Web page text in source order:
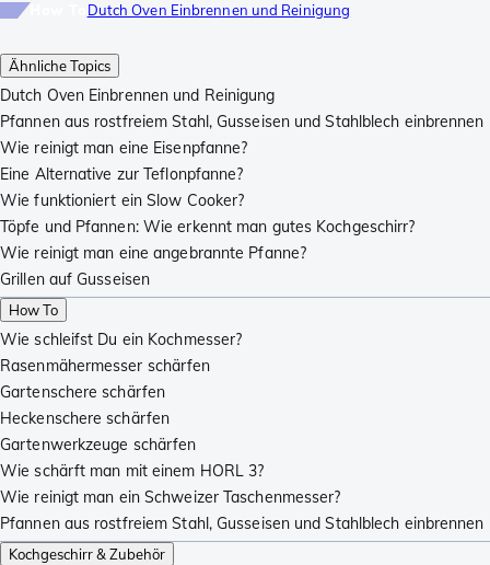
Ähnliche Topics
Dutch Oven Einbrennen und Reinigung
Pfannen aus rostfreiem Stahl, Gusseisen und Stahlblech einbrennen
Wie reinigt man eine Eisenpfanne?
Eine Alternative zur Teflonpfanne?
Wie funktioniert ein Slow Cooker?
Töpfe und Pfannen: Wie erkennt man gutes Kochgeschirr?
Wie reinigt man eine angebrannte Pfanne?
Grillen auf Gusseisen
How To
Wie schleifst Du ein Kochmesser?
Rasenmähermesser schärfen
Gartenschere schärfen
Heckenschere schärfen
Gartenwerkzeuge schärfen
Wie schärft man mit einem HORL 3?
Wie reinigt man ein Schweizer Taschenmesser?
Pfannen aus rostfreiem Stahl, Gusseisen und Stahlblech einbrennen
Kochgeschirr & Zubehör
Dutch Oven Einbrennen und Reinigung